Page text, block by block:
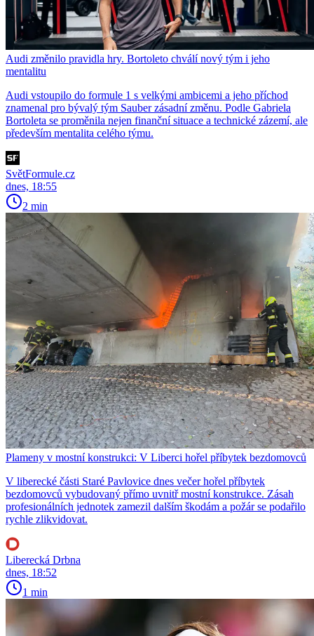
Audi změnilo pravidla hry. Bortoleto chválí nový tým i jeho
mentalitu
Audi vstoupilo do formule 1 s velkými ambicemi a jeho příchod
znamenal pro bývalý tým Sauber zásadní změnu. Podle Gabriela
Bortoleta se proměnila nejen finanční situace a technické zázemí, ale
především mentalita celého týmu.
SvětFormule.cz
dnes, 18:55
2 min
Plameny v mostní konstrukci: V Liberci hořel příbytek bezdomovců
V liberecké části Staré Pavlovice dnes večer hořel příbytek
bezdomovců vybudovaný přímo uvnitř mostní konstrukce. Zásah
profesionálních jednotek zamezil dalším škodám a požár se podařilo
rychle zlikvidovat.
Liberecká Drbna
dnes, 18:52
1 min